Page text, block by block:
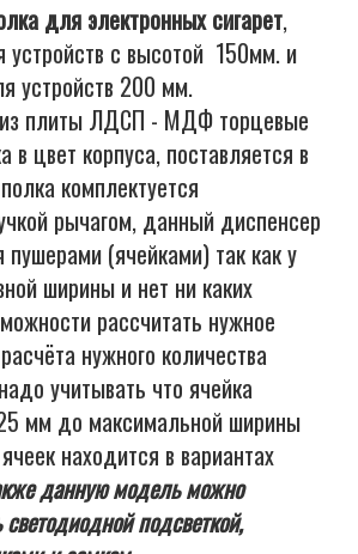
для электронных сигарет,
устройств с высотой 150мм. и
устройств 200 мм.
из плиты ЛДСП - МДФ торцевые
в цвет корпуса, поставляется в
комплектуется
рычагом, данный диспенсер
пушерами (ячейками) так как у
ширины и нет ни каких
рассчитать нужное
нужного количества
учитывать что ячейка
мм до максимальной ширины
находится в вариантах
данную модель можно
подсветкой,